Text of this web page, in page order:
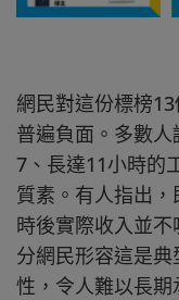
網民對這份標榜
普遍負面。多數
7、長達11小時的
質素。有人指出
時後實際收入並
分網民形容這是
性，令人難以長